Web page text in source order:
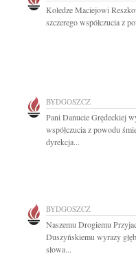
Koledze Maciejowi
szczerego współczucia z
BYDGOSZCZ
Pani Danucie Grędeckiej
współczucia z powodu
dyrekcja...
BYDGOSZCZ
Naszemu Drogiemu
Duszyńskiemu wyrazy
słowa...